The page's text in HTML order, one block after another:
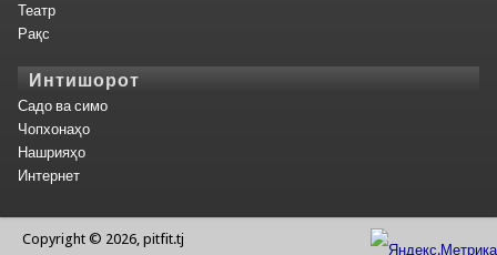
Театр
Рақс
Интишорот
Садо ва симо
Чопхонаҳо
Нашрияҳо
Интернет
Copyright © 2026, pitfit.tj